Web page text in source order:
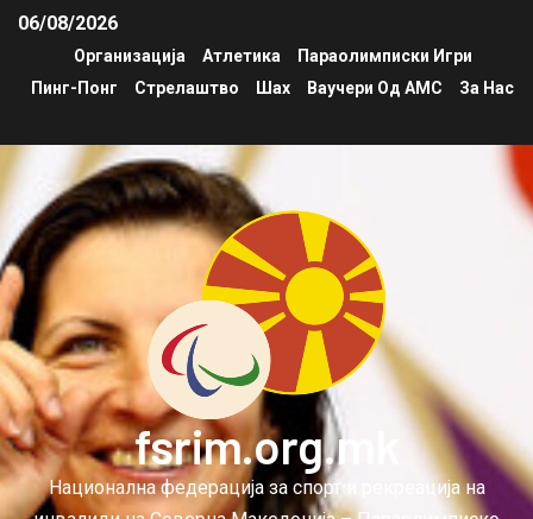
06/08/2026
Организација Атлетика
Параолимписки Игри
Пинг-Понг
Стрелаштво Шах Ваучери Од АМС За Нас
fsrim.org.mk
Национална федерација за спорт и рекреација на